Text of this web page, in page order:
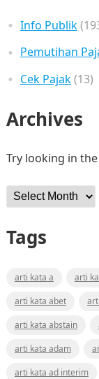
Info Publik
Pemutihan
Cek Pajak(13)
Archives
Try looking in
Archives
Tags
arti kata a arti
arti kata abet
arti kata abstain
arti kata adam
arti kata ad interim